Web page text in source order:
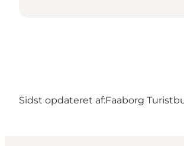
Sidst opdateret af:Faaborg